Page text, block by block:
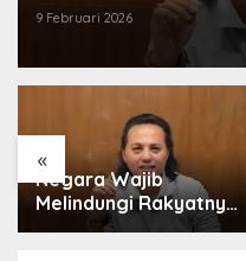
9 Februari 2026
«
Negara Wajib
Melindungi Rakyatnya:
Catatan tentang Nasib